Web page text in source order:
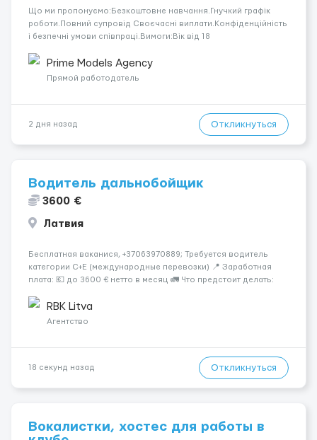
Що ми пропонуємо:Безкоштовне навчання.Гнучкий графік
роботи.Повний супровід Своєчасні виплати.Конфіденційність
і безпечні умови співпраці.Вимоги:Вік від 18
розвиватися.Досвід не обов’язковий.Якщо вас зацікавила
вакансія — залишайте відгук, і ми зв’яжемося ...
Prime Models Agency
Прямой работодатель
2 дня назад Откликнуться
Водитель дальнобойщик
3600 €
Латвия
Бесплатная ваканися, +37063970889; Требуется водитель
категории C+E (международные перевозки) 📍 Заработная
плата: 💶 до 3600 € нетто в месяц 🚛 Что предстоит делать:
среднем 400–500 км в день. Погр...
RBK Litva
Агентство
18 секунд назад Откликнуться
Вокалистки, хостес для работы в